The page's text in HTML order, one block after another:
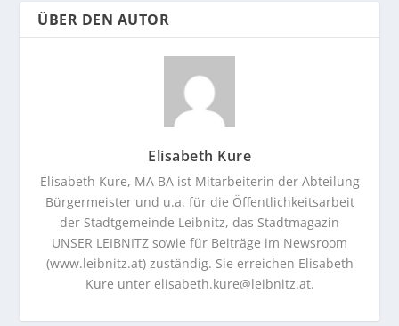
ÜBER DEN AUTOR
Elisabeth Kure
Elisabeth Kure, MA BA ist Mitarbeiterin der Abteilung
Bürgermeister und u.a. für die Öffentlichkeitsarbeit
der Stadtgemeinde Leibnitz, das Stadtmagazin
UNSER LEIBNITZ sowie für Beiträge im Newsroom
(www.leibnitz.at) zuständig. Sie erreichen Elisabeth
Kure unter elisabeth.kure@leibnitz.at.